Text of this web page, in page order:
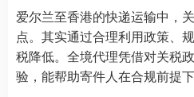
爱尔兰至香港的快递运输中，
点。其实通过合理利用政策、
税降低。全境代理凭借对关税
验，能帮助寄件人在合规前提